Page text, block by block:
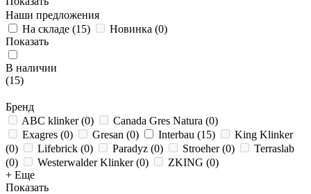
Наши предложения
На складе (15) Новинка (0)
Показать
В наличии
(15)
Бренд
ABC klinker(0) Canada Gres Natura (0)
Exagres (0) Gresan (0) Interbau (15)
King Klinker
(0) Lifebrick (0) Paradyz (0) Stroeher(0)
Terraslab
(0) Westerwalder Klinker(0) ZKING (0)
+ Еще
Показать